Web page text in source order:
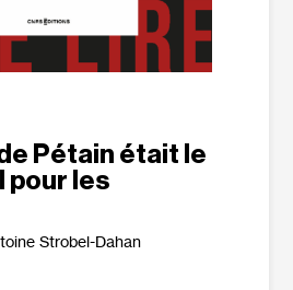
Pétain était le
pour les
Strobel-Dahan